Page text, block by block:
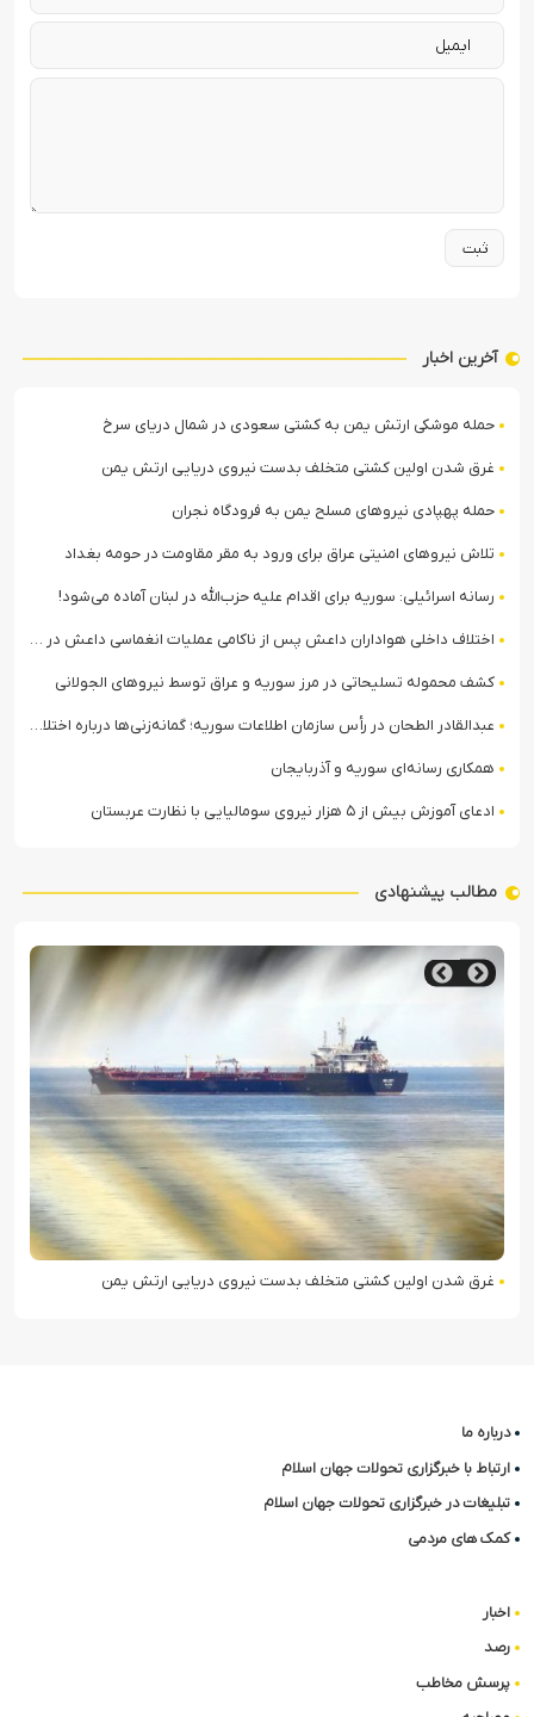
آخرین اخبار
حمله موشکی ارتش یمن به کشتی سعودی در شمال دریای سرخ
غرق شدن اولین کشتی متخلف بدست نیروی دریایی ارتش یمن
حمله پهپادی نیروهای مسلح یمن به فرودگاه نجران
تلاش نیروهای امنیتی عراق برای ورود به مقر مقاومت در حومه بغداد
رسانه اسرائیلی: سوریه برای اقدام علیه حزب‌الله در لبنان آماده می‌شود!
اختلاف داخلی هواداران داعش پس از ناکامی عملیات انغماسی داعش در رقه
کشف محموله تسلیحاتی در مرز سوریه و عراق توسط نیروهای الجولانی
عبدالقادر الطحان در رأس سازمان اطلاعات سوریه؛ گمانه‌زنی‌ها درباره اختلافات در ساختار امنیتی
همکاری رسانه‌ای سوریه و آذربایجان
ادعای آموزش بیش از ۵ هزار نیروی سومالیایی با نظارت عربستان
مطالب پیشنهادی
غرق شدن اولین کشتی متخلف بدست نیروی دریایی ارتش یمن
درباره ما
ارتباط با خبرگزاری تحولات جهان اسلام
تبلیغات در خبرگزاری تحولات جهان اسلام
کمک های مردمی
اخبار
رصد
پرسش مخاطب